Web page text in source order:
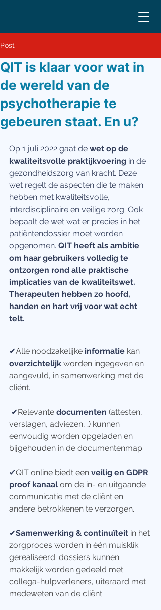
Post
QIT is klaar voor wat in
de wereld van de
psychotherapie te
gebeuren staat. En u?
Op 1 juli 2022 gaat de wet op de
kwaliteitsvolle praktijkvoering in de
gezondheidszorg van kracht. Deze
wet regelt de aspecten die te maken
hebben met kwaliteitsvolle,
interdisciplinaire en veilige zorg. Ook
bepaalt de wet wat er precies in het
patiëntendossier moet worden
opgenomen. QIT heeft als ambitie
om haar gebruikers volledig te
ontzorgen rond alle praktische
implicaties van de kwaliteitswet.
Therapeuten hebben zo hoofd,
handen en hart vrij voor wat echt
telt.
✔Alle noodzakelijke informatie kan
overzichtelijk worden ingegeven en
aangevuld, in samenwerking met de
cliënt.
✔Relevante documenten (attesten,
verslagen, adviezen,…) kunnen
eenvoudig worden opgeladen en
bijgehouden in de documentenmap.
✔QIT online biedt een veilig en GDPR
proof kanaal om de in- en uitgaande
communicatie met de cliënt en
andere betrokkenen te verzorgen.
✔Samenwerking & continuïteit in het
zorgproces worden in één muisklik
gerealiseerd: dossiers kunnen
makkelijk worden gedeeld met
collega-hulpverleners, uiteraard met
medeweten van de cliënt.